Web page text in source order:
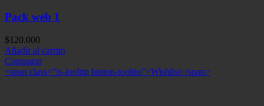
Pack web 1
$120.000
Añadir al carrito
Comparar
<span class="ts-tooltip button-tooltip">Wishlist</span>